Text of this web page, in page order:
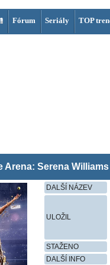
Fórum Seriály TOP
Arena: Serena
DALŠÍ NÁZEV
ULOŽIL
STAŽENO
DALŠÍ INFO